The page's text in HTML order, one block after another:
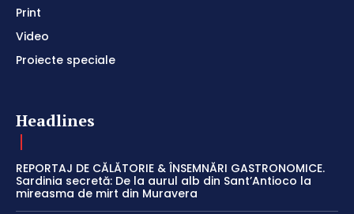
Print
Video
Proiecte speciale
Headlines
REPORTAJ DE CĂLĂTORIE & ÎNSEMNĂRI GASTRONOMICE.
Sardinia secretă: De la aurul alb din Sant’Antioco la
mireasma de mirt din Muravera